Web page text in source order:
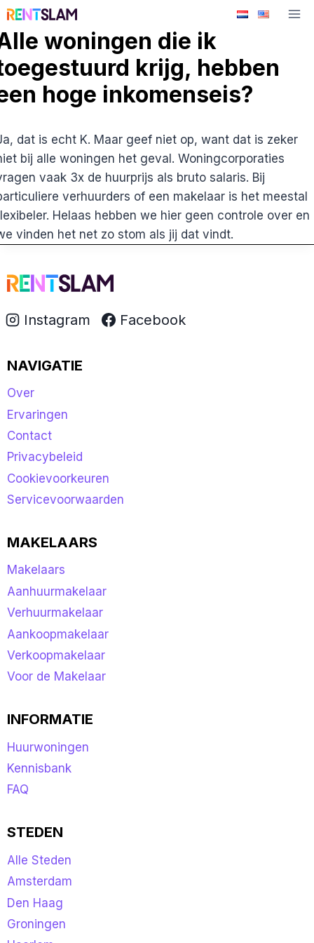
Ga
de
inhoud
woningen die ik
krijg, hebben
hoge inkomenseis?
dat is echt K. Maar geef niet op, want dat is zeker
bij alle woningen het geval. Woningcorporaties
vaak 3x de huurprijs als bruto salaris. Bij
verhuurders of een makelaar is het meestal
Helaas hebben we hier geen controle over en
vinden het net zo stom als jij dat vindt.
Instagram Facebook
NAVIGATIE
Over
Ervaringen
Contact
Privacybeleid
Cookievoorkeuren
Servicevoorwaarden
MAKELAARS
Makelaars
Aanhuurmakelaar
Verhuurmakelaar
Aankoopmakelaar
Verkoopmakelaar
Voor de Makelaar
INFORMATIE
Huurwoningen
Kennisbank
FAQ
STEDEN
Alle Steden
Amsterdam
Den Haag
Groningen